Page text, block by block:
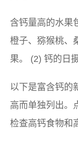
含钙量高的水果
橙子、猕猴桃、
果。 (2) 钙的日
以下是富含钙的
高而单独列出。
检查高钙食物和